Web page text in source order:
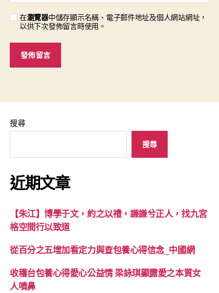
在瀏覽器中儲存顯示名稱、電子郵件地址及個人網站網址，
以供下次發佈留言時使用。
搜尋
搜尋
近期文章
【朱江】博學于文，約之以禮，謙謙兮正人，找九宮
格空間行以致道
從百分之五增加看定力與查包養心得信念_中國網
收穫台包養心得愛心公益情 梁詠琪顯露愛之本質女
人噴鼻